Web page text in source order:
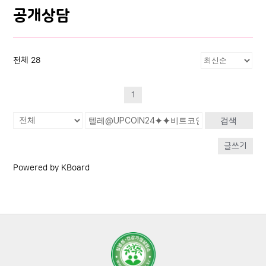
공개상담
전체 28
1
검색
글쓰기
Powered by KBoard